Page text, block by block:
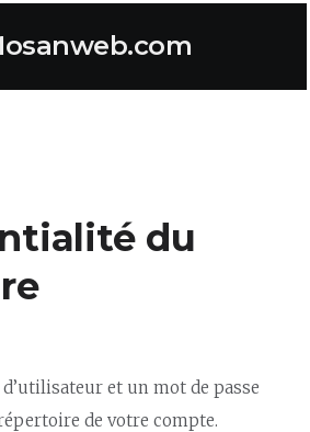
du
et un mot de passe
de votre compte.